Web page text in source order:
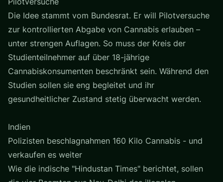
Die Idee stammt vom Bundesrat. Er will Pilotversuche
zur kontrollierten Abgabe von Cannabis erlauben –
unter strengen Auflagen. So muss der Kreis der
Studienteilnehmer auf über 18-jährige
Cannabiskonsumenten beschränkt sein. Während den
Studien sollen sie eng begleitet und ihr
gesundheitlicher Zustand stetig überwacht werden.
Indien
Polizisten beschlagnahmen 160 Kilo Cannabis - und
verkaufen es weiter
Wie die indische "Hindustan Times" berichtet, sollen